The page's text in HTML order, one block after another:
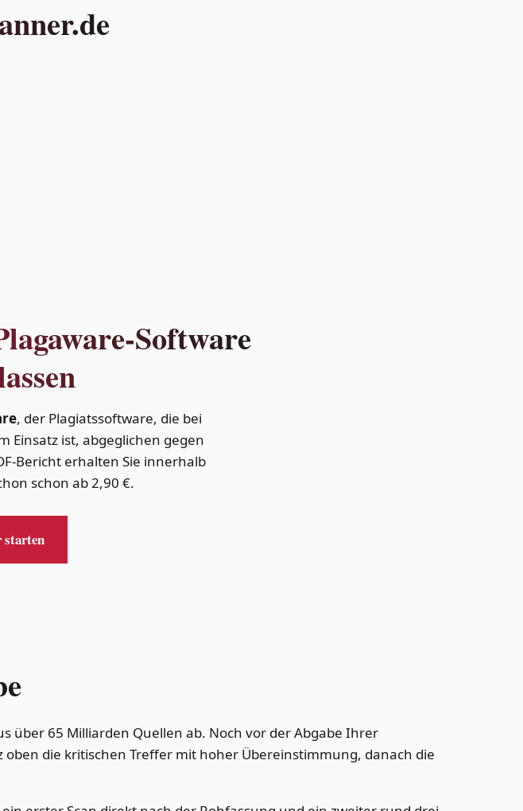
Software
, der Plagiatssoftware, die bei
Einsatz ist, abgeglichen gegen
Bericht erhalten Sie innerhalb
schon ab 2,90 €.
über 65 Milliarden Quellen ab. Noch vor der Abgabe Ihrer
die kritischen Treffer mit hoher Übereinstimmung, danach die